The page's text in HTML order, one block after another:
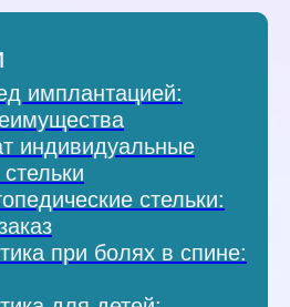
имплантацией:
индивидуальные
стельки:
при болях в спине: